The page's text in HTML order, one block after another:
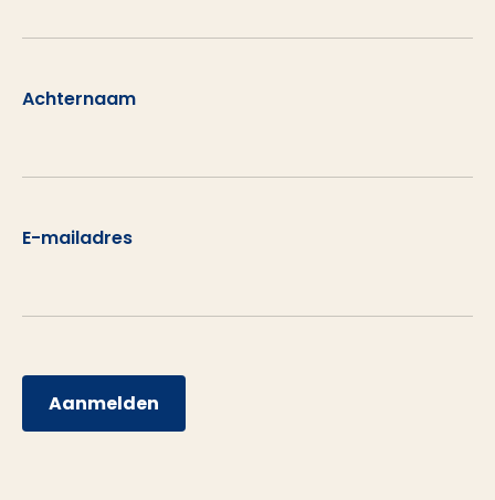
Achternaam
E-mailadres
Aanmelden